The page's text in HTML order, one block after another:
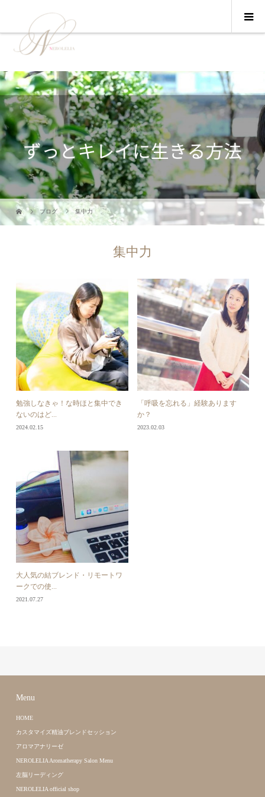
ブログ 集中力
集中力
勉強しなきゃ！な時ほと集中でき
ないのはど...
2024.02.15
「呼吸を忘れる」経験あります
か？
2023.02.03
大人気の結ブレンド・リモートワ
ークでの使...
2021.07.27
Menu
HOME
カスタマイズ精油ブレンドセッション
アロマアナリーゼ
NEROLELIA Aromatherapy Salon Menu
左脳リーディング
NEROLELIA official shop